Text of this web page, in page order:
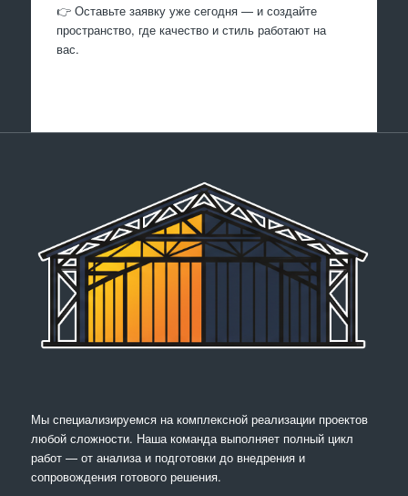
👉 Оставьте заявку уже сегодня — и создайте
пространство, где качество и стиль работают на
вас.
Мы специализируемся на комплексной реализации проектов
любой сложности. Наша команда выполняет полный цикл
работ — от анализа и подготовки до внедрения и
сопровождения готового решения.